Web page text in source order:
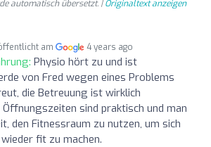
automatisch übersetzt. |Originaltext anzeigen
am 4 years ago
Physio hört zu und ist
von Fred wegen eines Problems
die Betreuung ist wirklich
sind praktisch und man
den Fitnessraum zu nutzen, um sich
fit zu machen.